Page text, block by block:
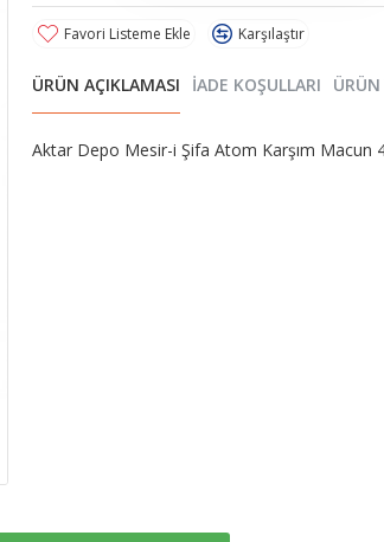
Favori Listeme Ekle Karşılaştır
ÜRÜN AÇIKLAMASI İADE KOŞULLARI
Aktar Depo Mesir-i Şifa Atom Karşım Macun